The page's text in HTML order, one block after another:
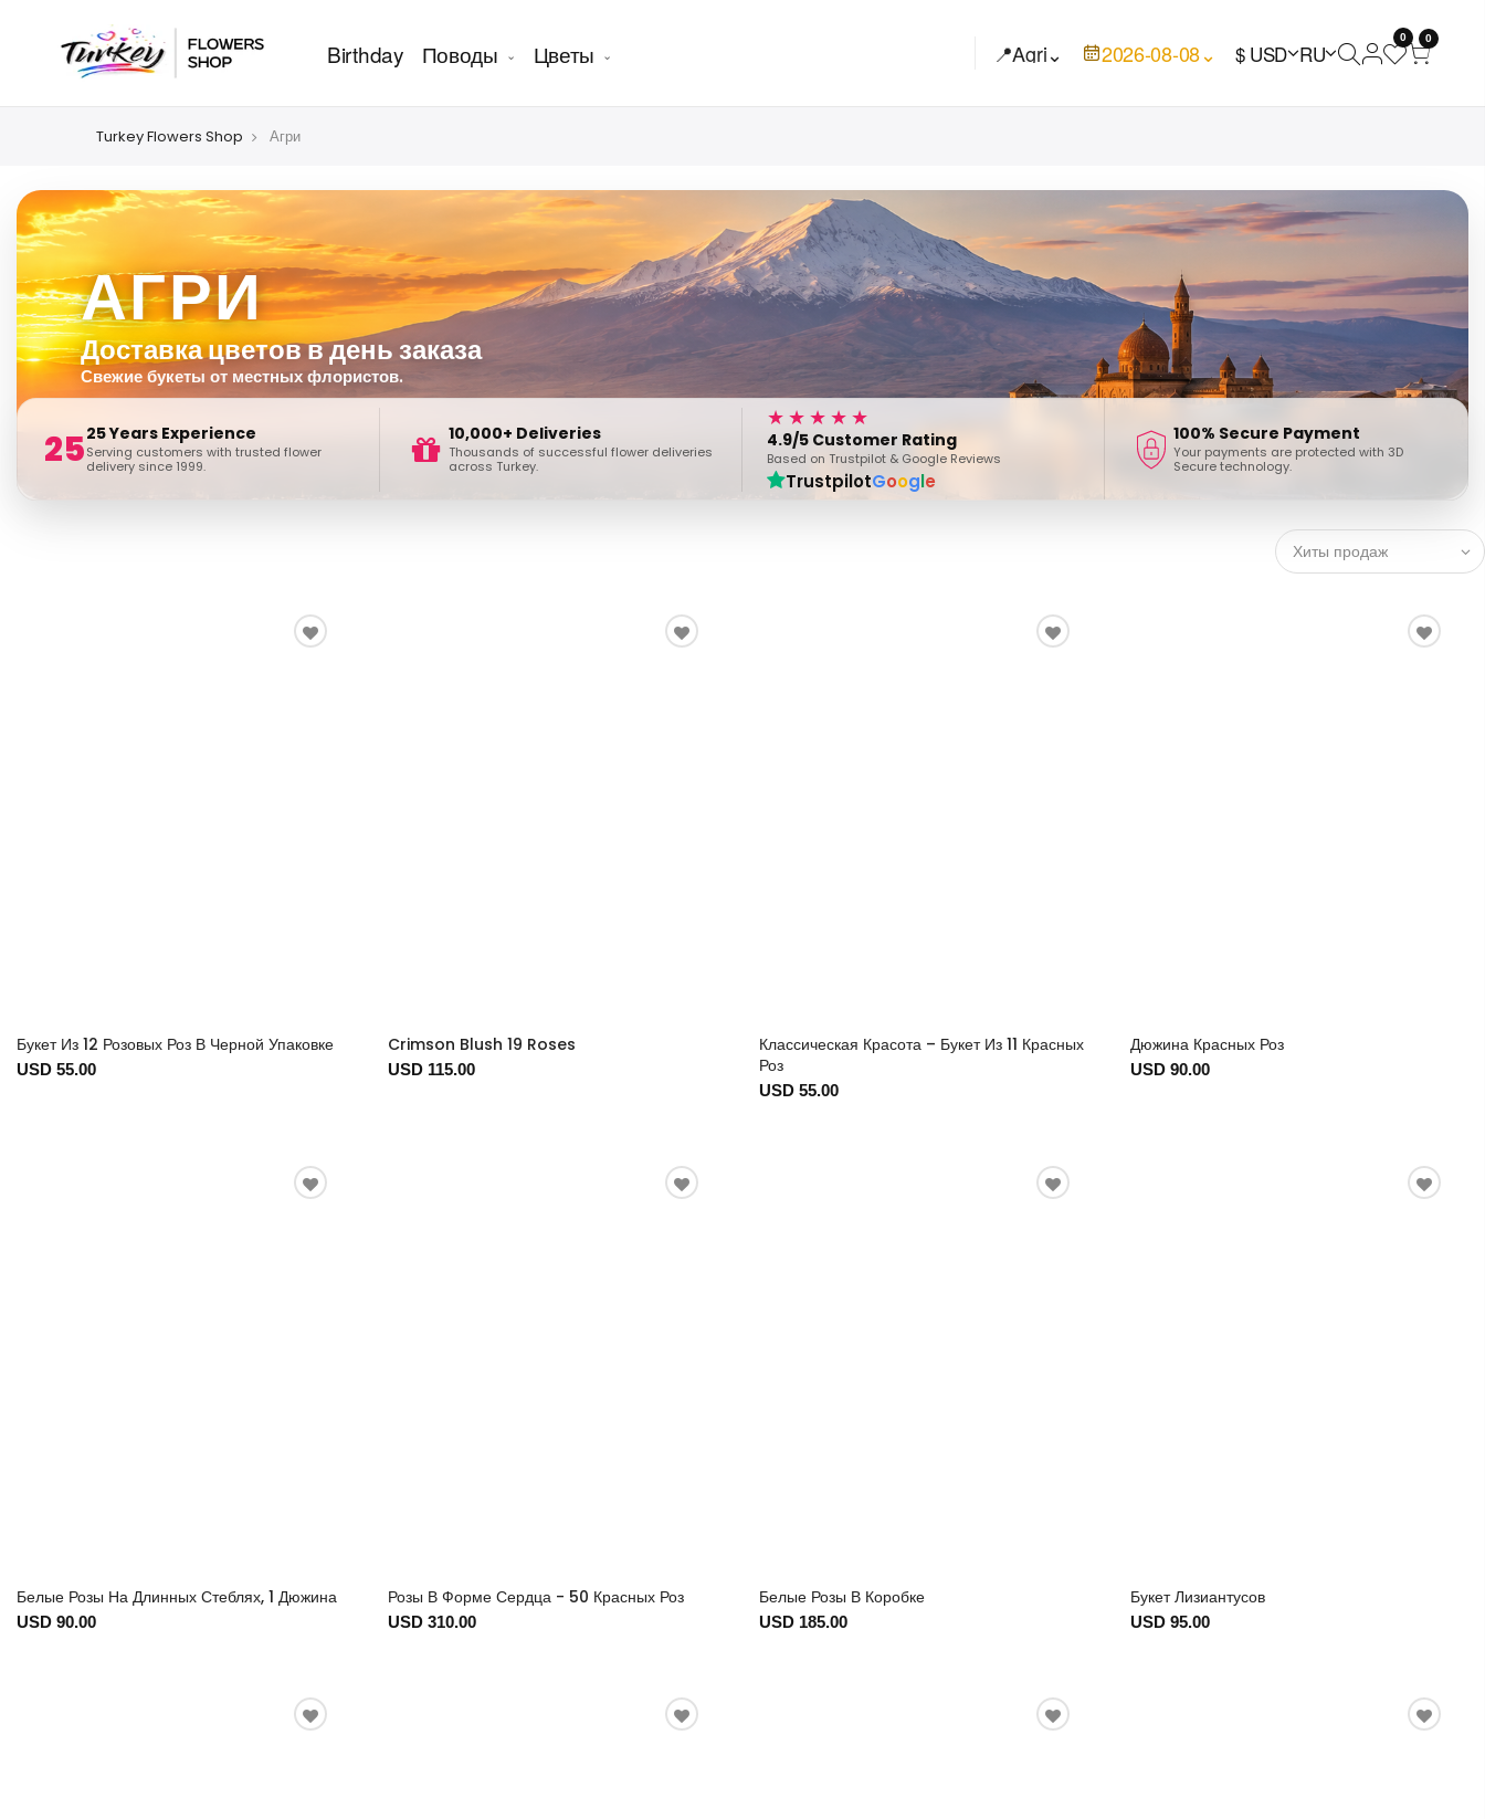
Birthday Поводы Цветы 📍Agri⌄ 2026-08-08⌄ $ USD RU
0 0
Turkey Flowers Shop Агри
АГРИ
Доставка цветов в день заказа
Свежие букеты от местных флористов.
2525 Years Experience
Serving customers with trusted flower
delivery since 1999.
10,000+ Deliveries
Thousands of successful flower deliveries
across Turkey.
★★★★★
4.9/5 Customer Rating
Based on Trustpilot & Google Reviews
TrustpilotGoogle
100% Secure Payment
Your payments are protected with 3D
Secure technology.
Хиты продаж
Букет Из 12 Розовых Роз В Черной Упаковке
USD 55.00
Crimson Blush 19 Roses
USD 115.00
Классическая Красота – Букет Из 11 Красных
Роз
USD 55.00
Дюжина Красных Роз
USD 90.00
Белые Розы На Длинных Стеблях, 1 Дюжина
USD 90.00
Розы В Форме Сердца - 50 Красных Роз
USD 310.00
Белые Розы В Коробке
USD 185.00
Букет Лизиантусов
USD 95.00